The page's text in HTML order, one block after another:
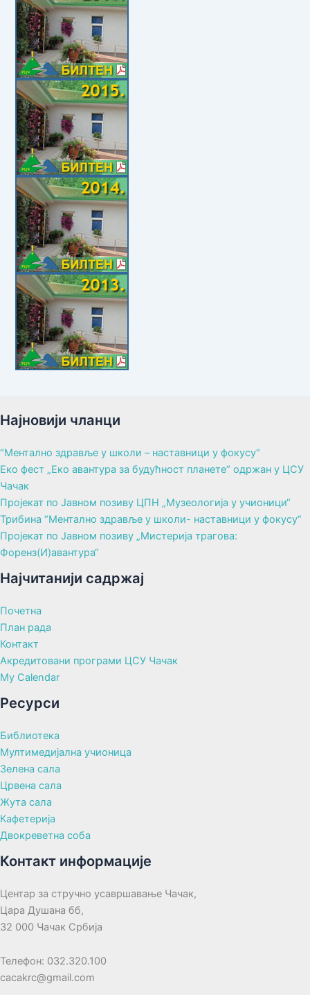
Најновији чланци
“Ментално здравље у школи – наставници у фокусу“
Еко фест „Еко авантура за будућност планете“ одржан у ЦСУ
Чачак
Пројекат по Јавном позиву ЦПН „Музеологија у учионици“
Трибина “Ментално здравље у школи- наставници у фокусу“
Пројекат по Јавном позиву „Мистерија трагова:
Форенз(И)авантура“
Најчитанији садржај
Почетна
План рада
Контакт
Акредитовани програми ЦСУ Чачак
My Calendar
Ресурси
Библиотека
Мултимедијална учионица
Зелена сала
Црвена сала
Жута сала
Кафетерија
Двокреветна соба
Контакт информације
Центар за стручно усавршавање Чачак,
Цара Душана бб,
32 000 Чачак Србија
Телефон: 032.320.100
cacakrc@gmail.com